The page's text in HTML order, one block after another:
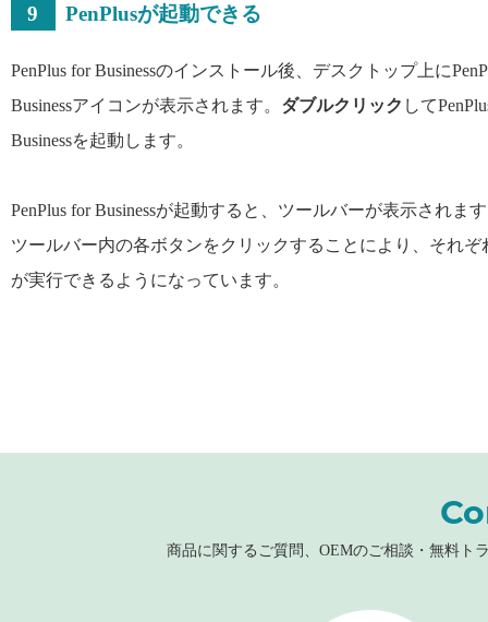
9 PenPlusが起動できる
PenPlus for Businessのインストール後、デスクトップ上に
Businessアイコンが表示されます。 ダブルクリック して
Businessを起動します。
PenPlus for Businessが起動すると、ツールバーが表示されま
ツールバー内の各ボタンをクリックすることにより、それぞ
が実行できるようになっています。
商品に関するご質問、OEMのご相談・無料ト